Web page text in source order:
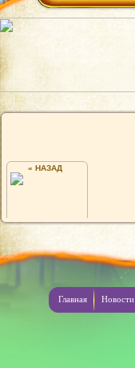
« НАЗАД
В ИГРЕ NASTJA91))
Главная Новости